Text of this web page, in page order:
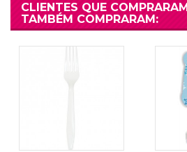
CLIENTES QUE
TAMBÉM COMPRARAM: